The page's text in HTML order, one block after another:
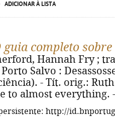
ADICIONAR À LISTA
guia completo
Hannah Fry ;
Salvo :
- Tít. orig.:
to almost everything. -
http://